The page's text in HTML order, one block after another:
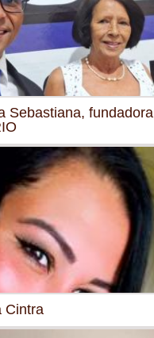
Sebastiana, fundadora
Cintra